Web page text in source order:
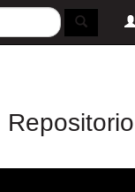
Repositorio